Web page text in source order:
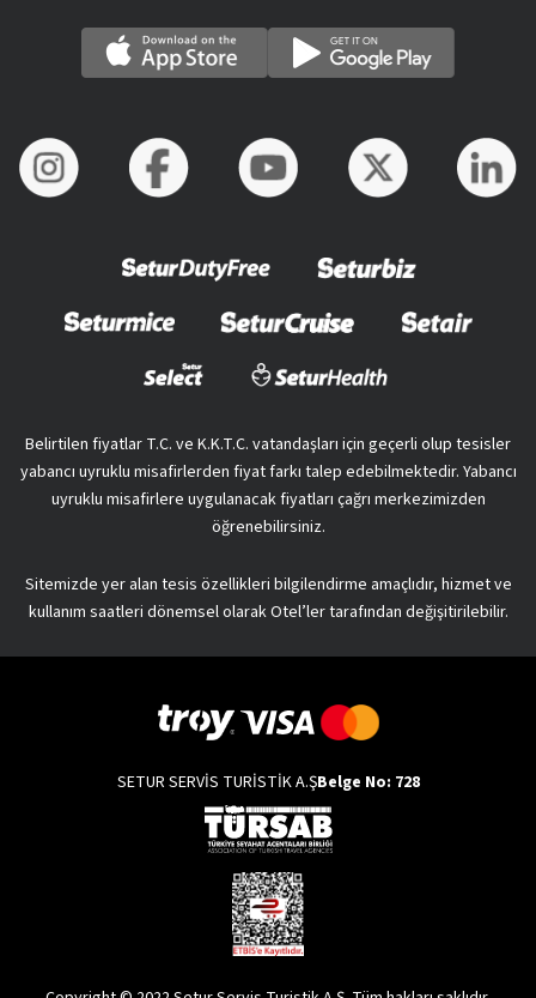
Belirtilen fiyatlar T.C. ve K.K.T.C. vatandaşları için geçerli olup tesisler
yabancı uyruklu misafirlerden fiyat farkı talep edebilmektedir. Yabancı
uyruklu misafirlere uygulanacak fiyatları çağrı merkezimizden
öğrenebilirsiniz.
Sitemizde yer alan tesis özellikleri bilgilendirme amaçlıdır, hizmet ve
kullanım saatleri dönemsel olarak Otel’ler tarafından değişitirilebilir.
SETUR SERVİS TURİSTİK A.ŞBelge No: 728